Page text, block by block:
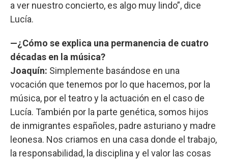
a ver nuestro concierto, es algo muy lindo”, dice
Lucía.
—¿Cómo se explica una permanencia de cuatro
décadas en la música?
Joaquín: Simplemente basándose en una
vocación que tenemos por lo que hacemos, por la
música, por el teatro y la actuación en el caso de
Lucía. También por la parte genética, somos hijos
de inmigrantes españoles, padre asturiano y madre
leonesa. Nos criamos en una casa donde el trabajo,
la responsabilidad, la disciplina y el valor las cosas